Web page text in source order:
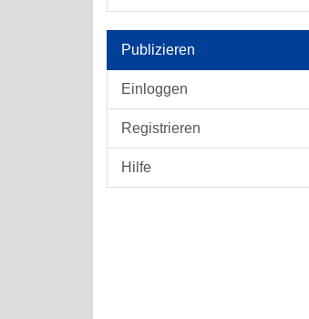
Publizieren
Einloggen
Registrieren
Hilfe